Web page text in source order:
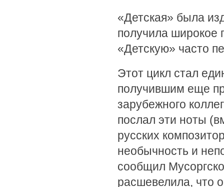
«Детская» была
получила широкое
«Детскую» часто
Этот цикл стал
получившим еще
зарубежного
послал эти ноты
русских
необычность и
сообщил
расшевелила, что